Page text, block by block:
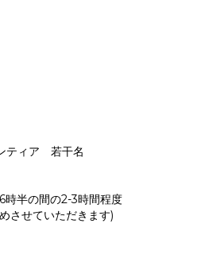
ティア 若干名
時半の間の2-3時間程度
させていただきます)